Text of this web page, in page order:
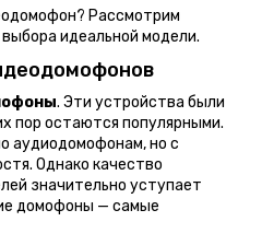
Рассмотрим
идеальной модели.
. Эти устройства были
пор остаются популярными.
аудиодомофонам, но с
Однако качество
значительно уступает
домофоны — самые